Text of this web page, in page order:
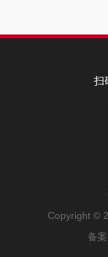
扫
Copyright ©
备案